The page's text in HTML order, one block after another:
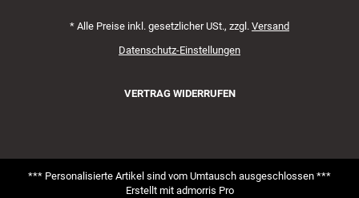
* Alle Preise inkl. gesetzlicher USt., zzgl. Versand
Datenschutz-Einstellungen
VERTRAG WIDERRUFEN
*** Personalisierte Artikel sind vom Umtausch ausgeschlossen ***
Erstellt mit admorris Pro